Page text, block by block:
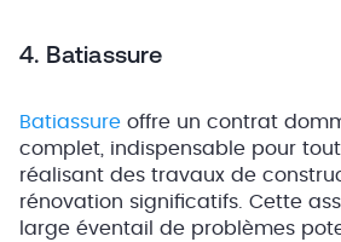
4. Batiassure
Batiassure offre un contrat
complet, indispensable pour
réalisant des travaux de
rénovation significatifs. Cette
large éventail de problèmes